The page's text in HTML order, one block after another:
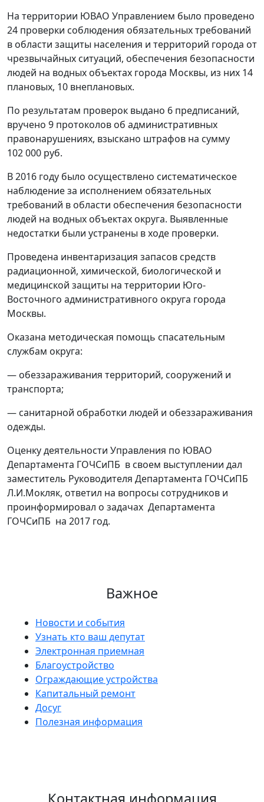
На территории ЮВАО Управлением было проведено
24 проверки соблюдения обязательных требований
в области защиты населения и территорий города от
чрезвычайных ситуаций, обеспечения безопасности
людей на водных объектах города Москвы, из них 14
плановых, 10 внеплановых.
По результатам проверок выдано 6 предписаний,
вручено 9 протоколов об административных
правонарушениях, взыскано штрафов на сумму
102 000 руб.
В 2016 году было осуществлено систематическое
наблюдение за исполнением обязательных
требований в области обеспечения безопасности
людей на водных объектах округа. Выявленные
недостатки были устранены в ходе проверки.
Проведена инвентаризация запасов средств
радиационной, химической, биологической и
медицинской защиты на территории Юго-
Восточного административного округа города
Москвы.
Оказана методическая помощь спасательным
службам округа:
— обеззараживания территорий, сооружений и
транспорта;
— санитарной обработки людей и обеззараживания
одежды.
Оценку деятельности Управления по ЮВАО
Департамента ГОЧСиПБ в своем выступлении дал
заместитель Руководителя Департамента ГОЧСиПБ
Л.И.Мокляк, ответил на вопросы сотрудников и
проинформировал о задачах Департамента
ГОЧСиПБ на 2017 год.
Важное
Новости и события
Узнать кто ваш депутат
Электронная приемная
Благоустройство
Ограждающие устройства
Капитальный ремонт
Досуг
Полезная информация